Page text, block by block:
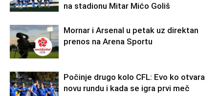
na stadionu Mitar Mićo Goliš
Mornar i Arsenal u petak uz direktan
prenos na Arena Sportu
Počinje drugo kolo CFL: Evo ko otvara
novu rundu i kada se igra prvi meč